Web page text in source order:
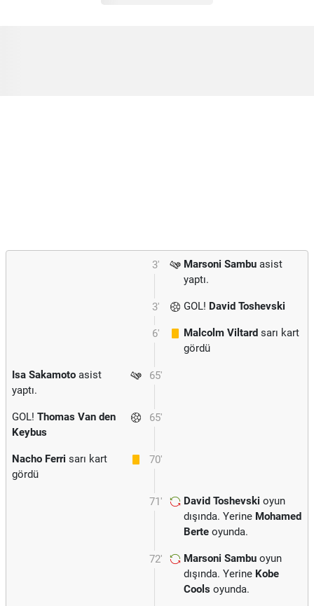
3' Marsoni Sambu asist
yaptı.
3' GOL! David Toshevski
6' Malcolm Viltard sarı kart
gördü
65'
Isa Sakamoto asist
yaptı.
65'
GOL! Thomas Van den
Keybus
70'
Nacho Ferri sarı kart
gördü
71' David Toshevski oyun
dışında. Yerine Mohamed
Berte oyunda.
72' Marsoni Sambu oyun
dışında. Yerine Kobe
Cools oyunda.